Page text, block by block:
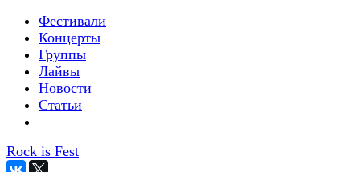
Фестивали
Концерты
Группы
Лайвы
Новости
Статьи
Rock is Fest